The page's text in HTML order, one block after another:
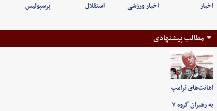
اخبار اخبار ورزشی استقلال پرسپولیس
مطالب پیشنهادی
اهانت‌های ترامپ
به رهبران گروه ۷